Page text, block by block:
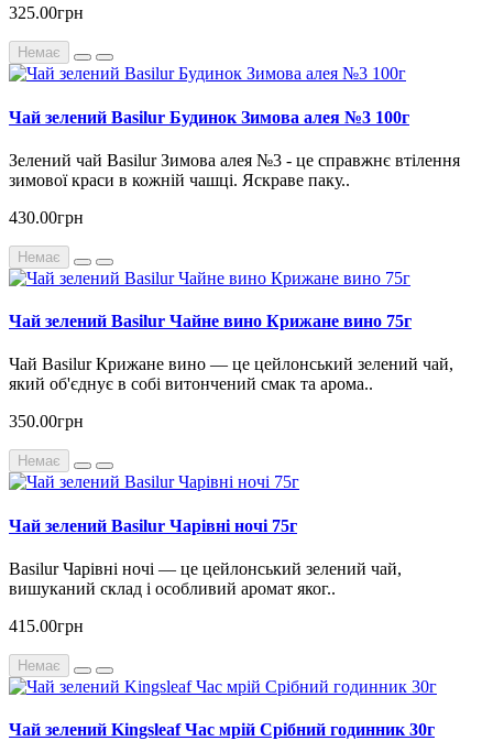
325.00грн
Немає
Чай зелений Basilur Будинок Зимова алея №3 100г
Зелений чай Basilur Зимова алея №3 - це справжнє втілення
зимової краси в кожній чашці. Яскраве паку..
430.00грн
Немає
Чай зелений Basilur Чайне вино Крижане вино 75г
Чай Basilur Крижане вино — це цейлонський зелений чай,
який об'єднує в собі витончений смак та арома..
350.00грн
Немає
Чай зелений Basilur Чарівні ночі 75г
Basilur Чарівні ночі — це цейлонський зелений чай,
вишуканий склад і особливий аромат яког..
415.00грн
Немає
Чай зелений Kingsleaf Час мрій Срібний годинник 30г